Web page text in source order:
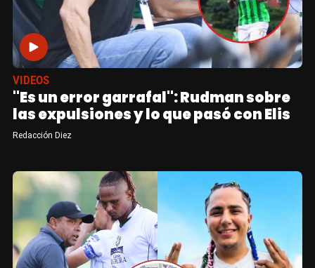
VIDEOS
"Es un error garrafal": Rudman sobre
las expulsiones y lo que pasó con Elis
Redacción Diez